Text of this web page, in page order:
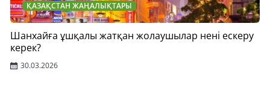
ҚАЗАҚСТАН ЖАҢАЛЫҚТАРЫ
Шанхайға ұшқалы жатқан жолаушылар нені ескеру
керек?
30.03.2026